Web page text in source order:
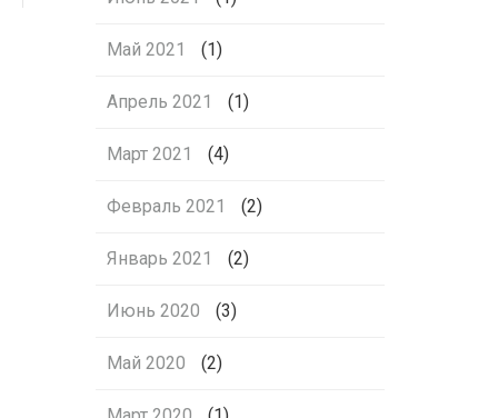
Май 2021 (1)
Апрель 2021 (1)
Март 2021 (4)
Февраль 2021 (2)
Январь 2021 (2)
Июнь 2020 (3)
Май 2020 (2)